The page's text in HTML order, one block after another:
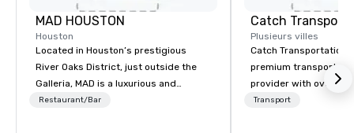
MAD HOUSTON
Houston
Located in Houston’s prestigious
River Oaks District, just outside the
Galleria, MAD is a luxurious and
modern dining destination inspired by
Restaurant/Bar
Plusieurs villes
Catch Transportation
premium
provider with over 20
experience. We offer
Transport